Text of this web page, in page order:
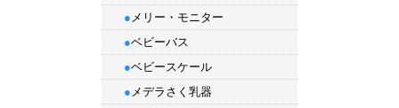
● メリー・モニター
●ベビーバス
●ベビースケール
● メデラさく乳器